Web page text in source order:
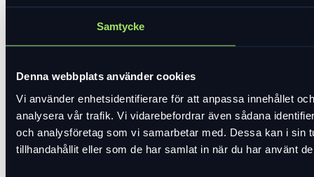
Samtycke
Denna webbplats använder cookies
Vi använder enhetsidentifierare för att anpassa innehållet
analysera vår trafik. Vi vidarebefordrar även sådana
och analysföretag som vi samarbetar med. Dessa kan i sin
tillhandahållit eller som de har samlat in när du har använt